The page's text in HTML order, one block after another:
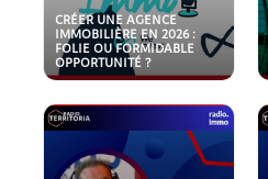
CRÉER UNE AGENCE
IMMOBILIÈRE EN 2026 :
FOLIE OU FORMIDABLE
OPPORTUNITÉ ?